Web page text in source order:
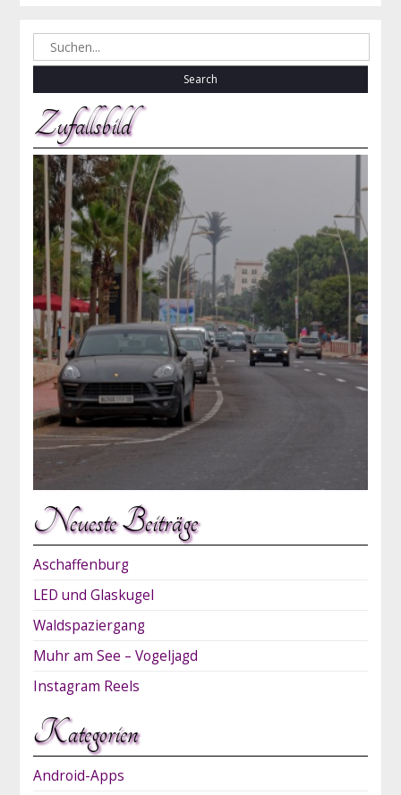
Search
for:
Zufallsbild
Neueste Beiträge
Aschaffenburg
LED und Glaskugel
Waldspaziergang
Muhr am See – Vogeljagd
Instagram Reels
Kategorien
Android-Apps